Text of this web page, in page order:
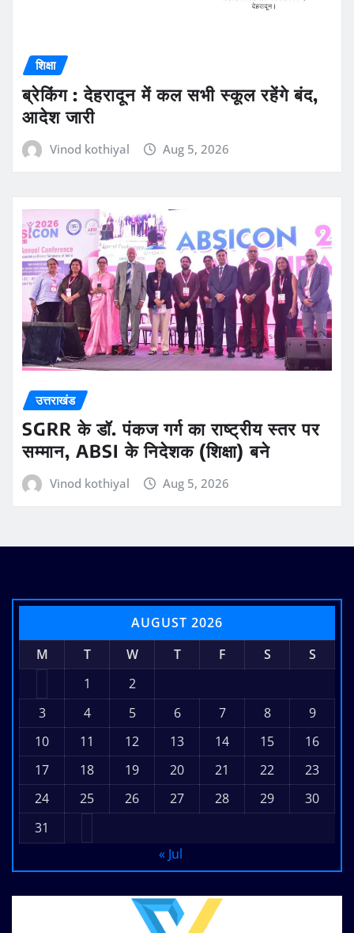
शिक्षा
ब्रेकिंग : देहरादून में कल सभी स्कूल रहेंगे बंद,
आदेश जारी
Vinod kothiyal Aug 5, 2026
उत्तराखंड
SGRR के डॉ. पंकज गर्ग का राष्ट्रीय स्तर पर
सम्मान, ABSI के निदेशक (शिक्षा) बने
Vinod kothiyal Aug 5, 2026
AUGUST 2026
M
T W T F S
S
1
2
3
4 5 6 7 8
9
10
11 12 13 14 15
16
17
18 19 20 21 22
23
24
25 26 27 28 29
30
31
« Jul